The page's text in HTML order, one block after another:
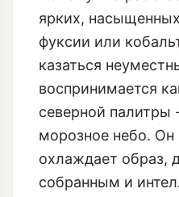
ярких,
фуксии или
казаться
воспринимается
северной палитры
морозное небо. Он
охлаждает образ,
собранным и